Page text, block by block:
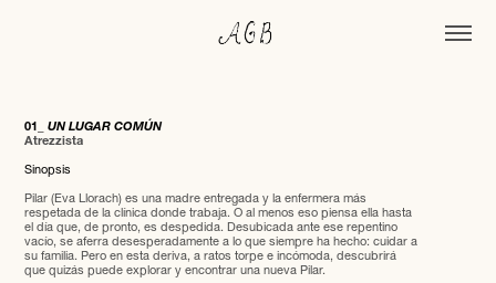
01_UN LUGAR COMÚN
Atrezzista
Sinopsis
Pilar (Eva Llorach) es una madre entregada y la enfermera más
respetada de la clínica donde trabaja. O al menos eso piensa ella hasta
el día que, de pronto, es despedida. Desubicada ante ese repentino
vacío, se aferra desesperadamente a lo que siempre ha hecho: cuidar a
su familia. Pero en esta deriva, a ratos torpe e incómoda, descubrirá
que quizás puede explorar y encontrar una nueva Pilar.